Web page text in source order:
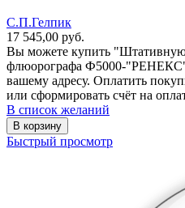
С.П.Гелпик
17 545,00 руб.
Вы можете купить "Штативную
флюорографа Ф5000-"РЕНЕКС"
вашему адресу. Оплатить
или сформировать счёт на
В список желаний
В корзину
Быстрый просмотр